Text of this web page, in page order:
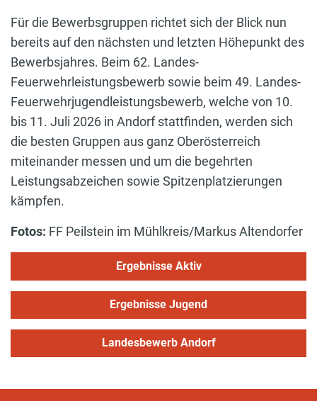
Für die Bewerbsgruppen richtet sich der Blick nun
bereits auf den nächsten und letzten Höhepunkt des
Bewerbsjahres. Beim 62. Landes-
Feuerwehrleistungsbewerb sowie beim 49. Landes-
Feuerwehrjugendleistungsbewerb, welche von 10.
bis 11. Juli 2026 in Andorf stattfinden, werden sich
die besten Gruppen aus ganz Oberösterreich
miteinander messen und um die begehrten
Leistungsabzeichen sowie Spitzenplatzierungen
kämpfen.
Fotos: FF Peilstein im Mühlkreis/Markus Altendorfer
Ergebnisse Aktiv
Ergebnisse Jugend
Landesbewerb Andorf